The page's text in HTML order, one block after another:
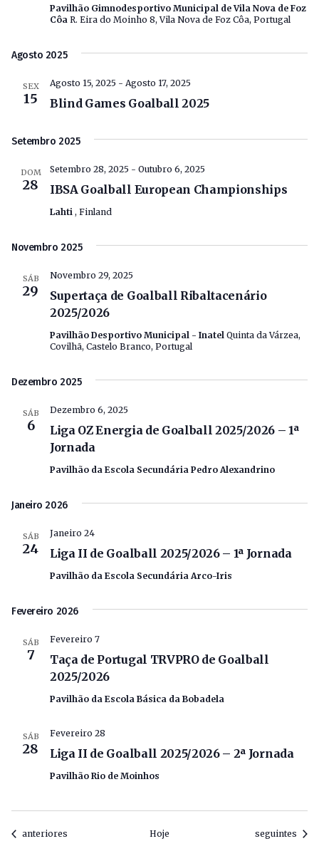
Pavilhão Gimnodesportivo Municipal de Vila Nova de Foz
Côa R. Eira do Moinho 8, Vila Nova de Foz Côa, Portugal
Agosto 2025
SEX
15 Blind Games Goalball 2025
Agosto 15, 2025 - Agosto 17, 2025
Setembro 2025
DOM
28 IBSA Goalball European Championships
Setembro 28, 2025 - Outubro 6, 2025
Lahti , Finland
Novembro 2025
SÁB
29
Supertaça de Goalball Ribaltacenário
2025/2026
Novembro 29, 2025
Pavilhão Desportivo Municipal - Inatel Quinta da Várzea,
Covilhã, Castelo Branco, Portugal
Dezembro 2025
SÁB
6
Liga OZ Energia de Goalball 2025/2026 – 1ª
Jornada
Dezembro 6, 2025
Pavilhão da Escola Secundária Pedro Alexandrino
Janeiro 2026
SÁB
24 Liga II de Goalball 2025/2026 – 1ª Jornada
Janeiro 24
Pavilhão da Escola Secundária Arco-Iris
Fevereiro 2026
SÁB
7
Taça de Portugal TRVPRO de Goalball
2025/2026
Fevereiro 7
Pavilhão da Escola Básica da Bobadela
SÁB
28 Liga II de Goalball 2025/2026 – 2ª Jornada
Fevereiro 28
Pavilhão Rio de Moinhos
Eventos
anteriores Hoje Eventos
seguintes